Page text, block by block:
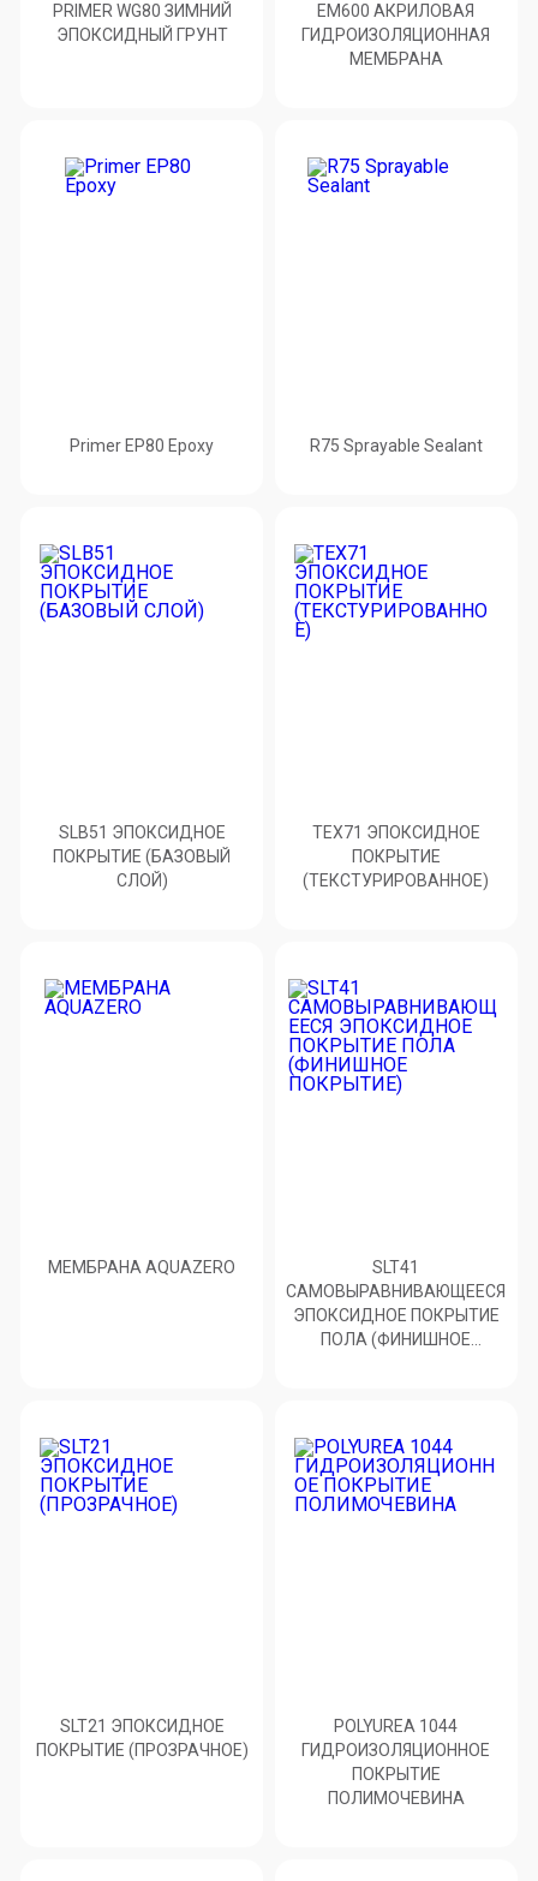
PRIMER WG80 ЗИМНИЙ
ЭПОКСИДНЫЙ ГРУНТ
ЕМ600 АКРИЛОВАЯ
ГИДРОИЗОЛЯЦИОННАЯ
МЕМБРАНА
Primer EP80 Epoxy R75 Sprayable Sealant
SLB51 ЭПОКСИДНОЕ
ПОКРЫТИЕ (БАЗОВЫЙ
СЛОЙ)
ТЕХ71 ЭПОКСИДНОЕ
ПОКРЫТИЕ
(ТЕКСТУРИРОВАННОЕ)
МЕМБРАНА AQUAZERO
SLT41
САМОВЫРАВНИВАЮЩЕЕСЯ
ЭПОКСИДНОЕ ПОКРЫТИЕ
ПОЛА (ФИНИШНОЕ
SLT21 ЭПОКСИДНОЕ
ПОКРЫТИЕ (ПРОЗРАЧНОЕ)
POLYUREA 1044
ГИДРОИЗОЛЯЦИОННОЕ
ПОКРЫТИЕ
ПОЛИМОЧЕВИНА